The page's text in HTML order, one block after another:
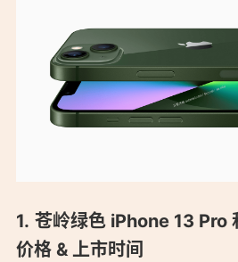
苍岭绿色 iPhone 13 Pro
价格 & 上市时间